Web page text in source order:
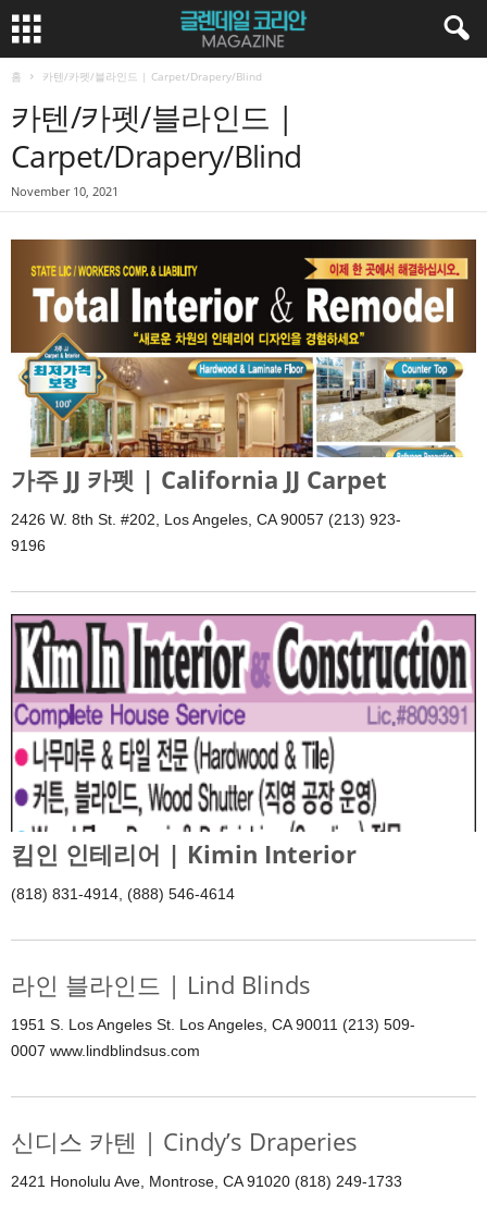
홈 카텐/카펫/블라인드 | Carpet/Drapery/Blind
카텐/카펫/블라인드 |
Carpet/Drapery/Blind
November 10, 2021
가주 JJ 카펫 | California JJ Carpet
2426 W. 8th St. #202, Los Angeles, CA 90057 (213) 923-
9196
킴인 인테리어 | Kimin Interior
(818) 831-4914, (888) 546-4614
라인 블라인드 | Lind Blinds
1951 S. Los Angeles St. Los Angeles, CA 90011 (213) 509-
0007 www.lindblindsus.com
신디스 카텐 | Cindy’s Draperies
2421 Honolulu Ave, Montrose, CA 91020 (818) 249-1733